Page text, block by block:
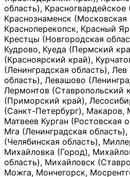
область),
Краснознаменск (Московская
Красноперекопск, Красный
Крестцы (Новгородская
Кудрово, Куеда (Пермский
(Красноярский край),
(Ленинградская область),
область), Левашово
Лермонтов (Ставропольский
(Приморский край),
(Санкт-Петербург),
Матвеев Курган (Ростовская
Мга (Ленинградская
(Челябинская область),
Михайловка (Город),
область), Михайловск
Можга, Мончегорск,